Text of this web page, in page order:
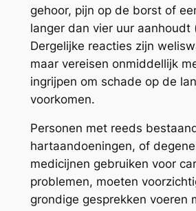
gehoor, pijn op de borst of
langer dan vier uur aanhoudt
Dergelijke reacties zijn
maar vereisen onmiddellijk
ingrijpen om schade op de
voorkomen.
Personen met reeds
hartaandoeningen, of
medicijnen gebruiken voor
problemen, moeten
grondige gesprekken voeren